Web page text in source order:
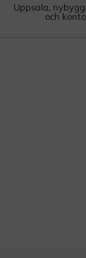
Uppsala,
och